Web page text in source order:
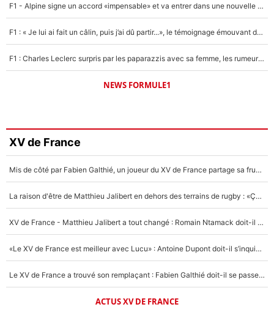
F1 - Alpine signe un accord «impensable» et va entrer dans une nouvelle dimension : Grande nouvelle pour Pierre Gasly !
F1 : « Je lui ai fait un câlin, puis j’ai dû partir...», le témoignage émouvant de Max Verstappen sur sa fille
F1 : Charles Leclerc surpris par les paparazzis avec sa femme, les rumeurs étaient vraies !
NEWS FORMULE1
XV de France
Mis de côté par Fabien Galthié, un joueur du XV de France partage sa frustration : «ils ne me l’ont pas dit tout de suite»
La raison d'être de Matthieu Jalibert en dehors des terrains de rugby : «Ça m'atteint autant que si tu touches à un membre de ma famille»
XV de France - Matthieu Jalibert a tout changé : Romain Ntamack doit-il s’inquiéter pour sa place à un an de la Coupe du monde ?
«Le XV de France est meilleur avec Lucu» : Antoine Dupont doit-il s’inquiéter pour sa place ?
Le XV de France a trouvé son remplaçant : Fabien Galthié doit-il se passer d'Antoine Dupont ?
ACTUS XV DE FRANCE